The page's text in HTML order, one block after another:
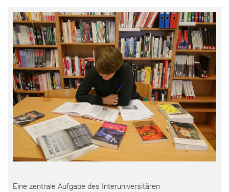
Eine zentrale Aufgabe des Interuniversitären